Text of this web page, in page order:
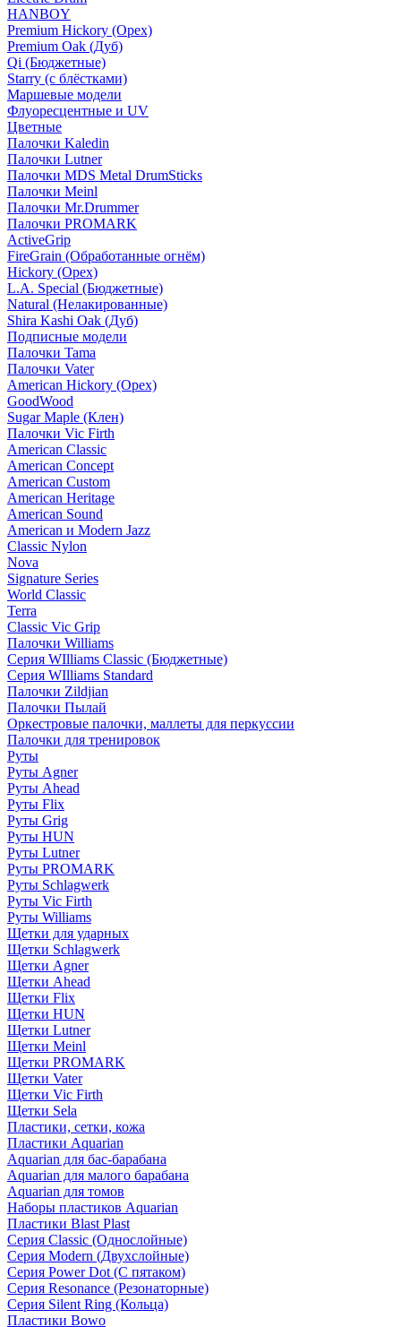
HANBOY
Premium Hickory (Орех)
Premium Oak (Дуб)
Qi (Бюджетные)
Starry (с блёстками)
Маршевые модели
Флуоресцентные и UV
Цветные
Палочки Kaledin
Палочки Lutner
Палочки MDS Metal DrumSticks
Палочки Meinl
Палочки Mr.Drummer
Палочки PROMARK
ActiveGrip
FireGrain (Обработанные огнём)
Hickory (Орех)
L.A. Special (Бюджетные)
Natural (Нелакированные)
Shira Kashi Oak (Дуб)
Подписные модели
Палочки Tama
Палочки Vater
American Hickory (Орех)
GoodWood
Sugar Maple (Клен)
Палочки Vic Firth
American Classic
American Concept
American Custom
American Heritage
American Sound
American и Modern Jazz
Classic Nylon
Nova
Signature Series
World Classic
Terra
Classic Vic Grip
Палочки Williams
Серия WIlliams Classic (Бюджетные)
Серия WIlliams Standard
Палочки Zildjian
Палочки Пылай
Оркестровые палочки, маллеты для перкуссии
Палочки для тренировок
Руты
Руты Agner
Руты Ahead
Руты Flix
Руты Grig
Руты HUN
Руты Lutner
Руты PROMARK
Руты Schlagwerk
Руты Vic Firth
Руты Williams
Щетки для ударных
Щетки Schlagwerk
Щетки Agner
Щетки Ahead
Щетки Flix
Щетки HUN
Щетки Lutner
Щетки Meinl
Щетки PROMARK
Щетки Vater
Щетки Vic Firth
Щетки Sela
Пластики, сетки, кожа
Пластики Aquarian
Aquarian для бас-барабана
Aquarian для малого барабана
Aquarian для томов
Наборы пластиков Aquarian
Пластики Blast Plast
Серия Classic (Однослойные)
Серия Modern (Двухслойные)
Серия Power Dot (С пятаком)
Серия Resonance (Резонаторные)
Серия Silent Ring (Кольца)
Пластики Bowo